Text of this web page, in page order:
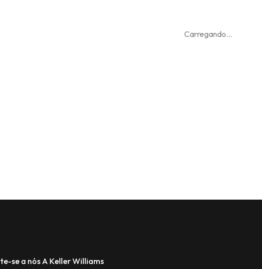
Carregando...
se a nós A Keller Williams